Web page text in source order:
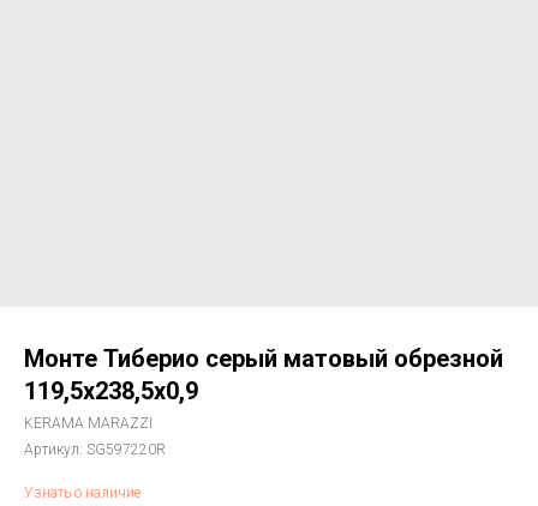
Монте Тиберио серый матовый обрезной
119,5x238,5x0,9
KERAMA MARAZZI
Артикул: SG597220R
Узнать о наличие